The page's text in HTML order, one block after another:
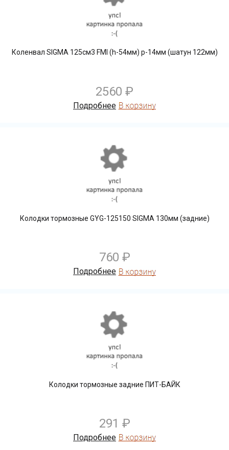
Коленвал SIGMA 125см3 FMI (h-54мм) р-14мм (шатун 122мм)
2560 ₽
Подробнее
Колодки тормозные GYG-125150 SIGMA 130мм (задние)
760 ₽
Подробнее
Колодки тормозные задние ПИТ-БАЙК
291 ₽
Подробнее